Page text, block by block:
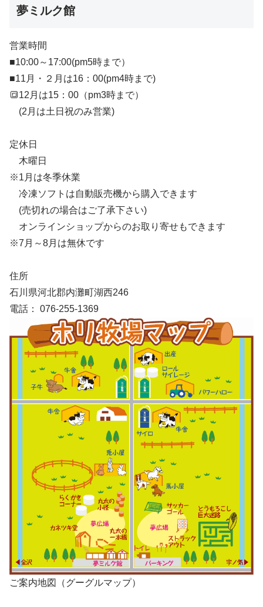
夢ミルク館
営業時間
■10:00～17:00(pm5時まで）
■11月・２月は16：00(pm4時まで)
🔳12月は15：00（pm3時まで）
(2月は土日祝のみ営業)
定休日
木曜日
※1月は冬季休業
冷凍ソフトは自動販売機から購入できます
(売切れの場合はご了承下さい)
オンラインショップからのお取り寄せもできます
※7月～8月は無休です
住所
石川県河北郡内灘町湖西246
電話： 076-255-1369
ご案内地図（グーグルマップ）